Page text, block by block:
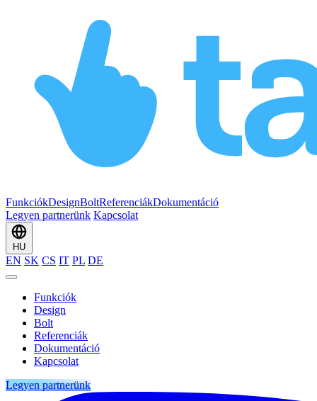
FunkciókDesignBoltReferenciákDokumentáció
Legyen partnerünk Kapcsolat
HU
EN SK CS IT PL DE
Funkciók
Design
Bolt
Referenciák
Dokumentáció
Kapcsolat
Legyen partnerünk